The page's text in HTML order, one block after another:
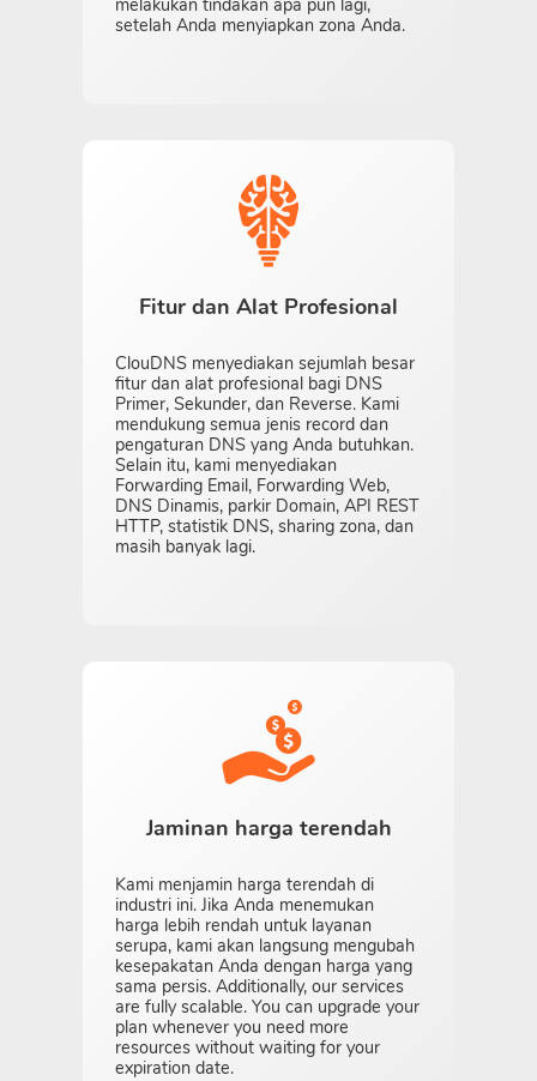
setelah Anda menyiapkan zona Anda.
Fitur dan Alat Profesional
ClouDNS menyediakan sejumlah besar
fitur dan alat profesional bagi DNS
Primer, Sekunder, dan Reverse. Kami
mendukung semua jenis record dan
pengaturan DNS yang Anda butuhkan.
Selain itu, kami menyediakan
Forwarding Email, Forwarding Web,
DNS Dinamis, parkir Domain, API REST
HTTP, statistik DNS, sharing zona, dan
masih banyak lagi.
Jaminan harga terendah
Kami menjamin harga terendah di
industri ini. Jika Anda menemukan
harga lebih rendah untuk layanan
serupa, kami akan langsung mengubah
kesepakatan Anda dengan harga yang
sama persis. Additionally, our services
are fully scalable. You can upgrade your
plan whenever you need more
resources without waiting for your
expiration date.